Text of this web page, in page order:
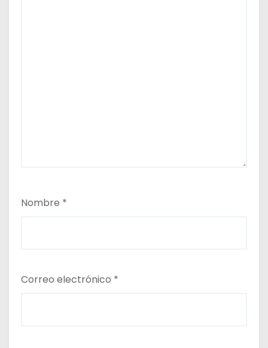
Nombre *
Correo electrónico *